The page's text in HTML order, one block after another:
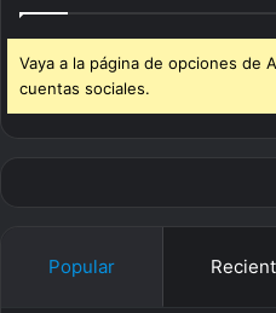
Vaya a la página de opciones de
cuentas sociales.
Popular